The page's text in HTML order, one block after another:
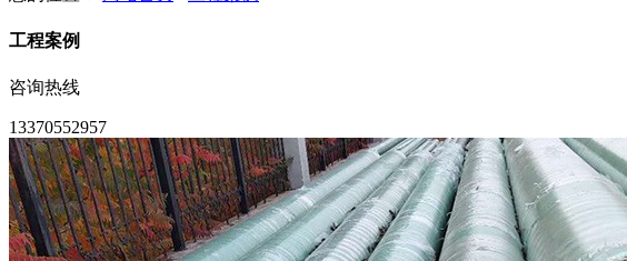
工程案例
咨询热线
13370552957